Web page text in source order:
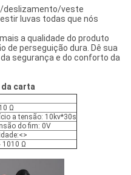
deslizamento/veste
luvas todas que nós
a qualidade do produto
de perseguição dura. Dê sua
segurança e do conforto da
carta
Ω
a tensão: 10kv*30s
do fim: 0V
1010 Ω